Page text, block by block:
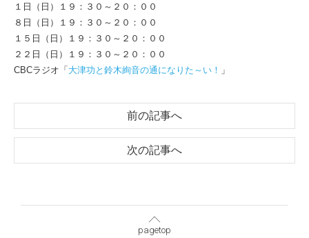
１日（日）１９：３０～２０：００
８日（日）１９：３０～２０：００
１５日（日）１９：３０～２０：００
２２日（日）１９：３０～２０：００
CBCラジオ「 大津功と鈴木絢音の通になりた～い！ 」
前の記事へ
次の記事へ
pagetop